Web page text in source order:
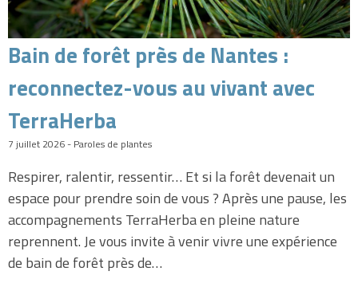
Bain de forêt près de Nantes :
reconnectez-vous au vivant avec
TerraHerba
7 juillet 2026 - Paroles de plantes
Respirer, ralentir, ressentir… Et si la forêt devenait un
espace pour prendre soin de vous ? Après une pause, les
accompagnements TerraHerba en pleine nature
reprennent. Je vous invite à venir vivre une expérience
de bain de forêt près de…